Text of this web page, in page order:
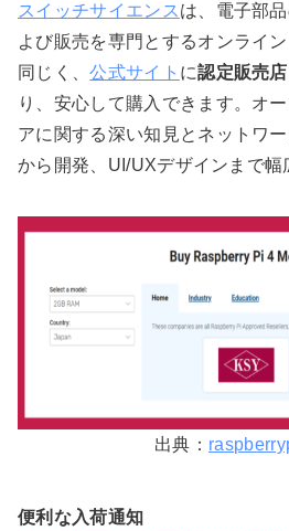
スイッチサイエンス は、電子部
よび販売を専門とするオンライ
同じく、公式サイト に認定販売店
り、安心して購入できます。オ
アに関する深い知見とネットワ
から開発、UI/UXデザインまで幅
出典：
便利な入荷通知